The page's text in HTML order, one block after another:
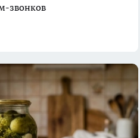
звонков